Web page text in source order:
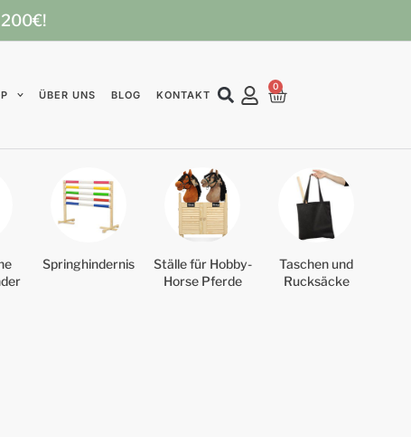
ÜBER UNS BLOG KONTAKT
0
Springhindernis
Ställe für Hobby-
Horse Pferde
Taschen und
Rucksäcke